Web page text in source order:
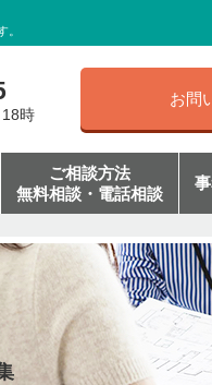
。
時
お問
ご相談方法
無料相談・電話相談